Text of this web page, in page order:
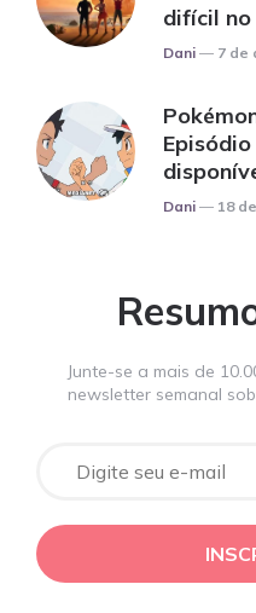
difícil no
Posted
Dani 7 de
Posted
Dani 18
Junte-se a mais de
newsletter semanal